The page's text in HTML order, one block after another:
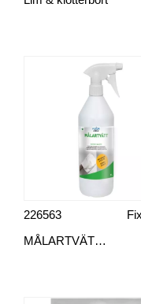
MÅLARTVÄTT, SPRAY
226563